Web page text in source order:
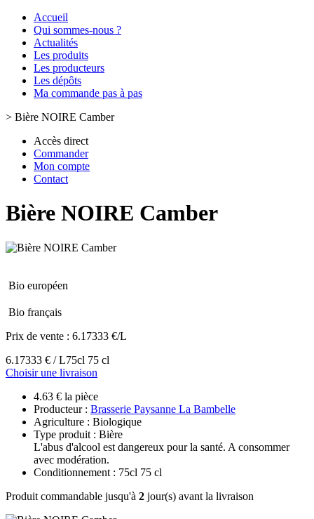
Accueil
Qui sommes-nous ?
Actualités
Les produits
Les producteurs
Les dépôts
Ma commande pas à pas
> Bière NOIRE Camber
Accès direct
Commander
Mon compte
Contact
Bière NOIRE Camber
Bio européen
Bio français
Prix de vente : 6.17333 €/L
6.17333 € / L75cl 75 cl
Choisir une livraison
4.63 € la pièce
Producteur : Brasserie Paysanne La Bambelle
Agriculture : Biologique
Type produit : Bière
L'abus d'alcool est dangereux pour la santé. A consommer
avec modération.
Conditionnement : 75cl 75 cl
Produit commandable jusqu'à 2 jour(s) avant la livraison